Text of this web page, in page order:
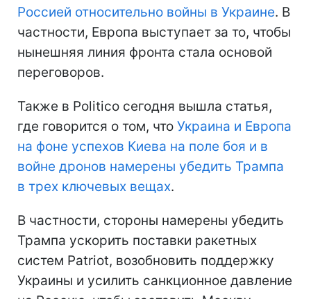
Россией относительно войны в Украине. В
частности, Европа выступает за то, чтобы
нынешняя линия фронта стала основой
переговоров.
Также в Politico сегодня вышла статья,
где говорится о том, что Украина и Европа
на фоне успехов Киева на поле боя и в
войне дронов намерены убедить Трампа
в трех ключевых вещах.
В частности, стороны намерены убедить
Трампа ускорить поставки ракетных
систем Patriot, возобновить поддержку
Украины и усилить санкционное давление